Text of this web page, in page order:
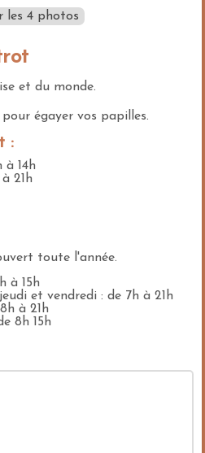
les 4 photos
et du monde.
égayer vos papilles.
:
à 14h
21h
toute l'année.
à 15h
et vendredi : de 7h à 21h
à 21h
8h 15h